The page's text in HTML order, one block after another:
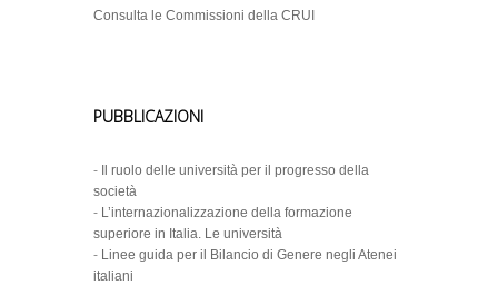
Consulta le Commissioni della CRUI
PUBBLICAZIONI
-
Il ruolo delle università per il progresso della
società
- L’internazionalizzazione della formazione
superiore in Italia. Le università
- Linee guida per il Bilancio di Genere negli Atenei
italiani